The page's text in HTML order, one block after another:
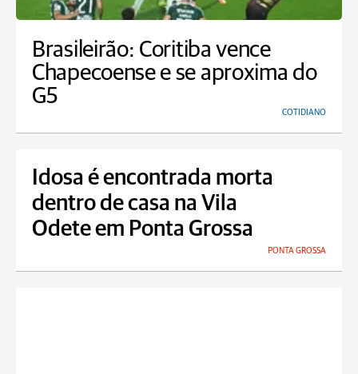
Brasileirão: Coritiba vence
Chapecoense e se aproxima do
G5
COTIDIANO
Idosa é encontrada morta
dentro de casa na Vila
Odete em Ponta Grossa
PONTA GROSSA